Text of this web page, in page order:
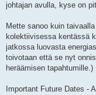
johtajan avulla, kyse on
Mette sanoo kuin
kolektiivisessa kentässä
jatkossa luovasta
toivotaan että se nyt
heräämisen tapahtumille.)
Important Future Dates -